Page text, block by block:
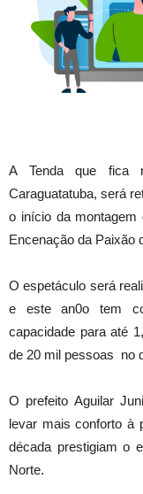
A Tenda que fica
Caraguatatuba, será
o início da montagem
Encenação da Paixão
O espetáculo será
e este an0o tem
capacidade para até
de 20 mil pessoas no
O prefeito Aguilar
levar mais conforto à
década prestigiam o
Norte.